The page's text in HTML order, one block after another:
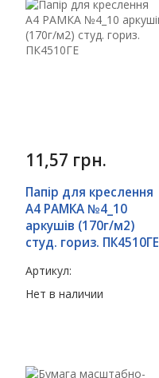
11,57 грн.
Папір для креслення
А4 РАМКА №4_10
аркушів (170г/м2)
студ. гориз. ПК4510ГЕ
Артикул:
Нет в наличии